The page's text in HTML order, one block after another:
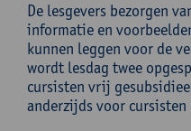
De lesgevers bezorgen
informatie en
kunnen leggen voor de
wordt lesdag twee
cursisten vrij
anderzijds voor